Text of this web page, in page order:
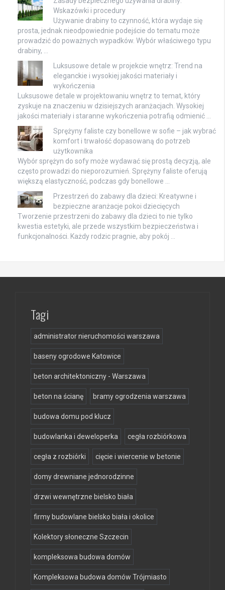
Wskazówki i procedury
Używanie drabiny to czynność, która wydaje się
prosta, jednak nieodpowiednie podejście do tematu może
prowadzić do poważnych wypadków. Wybór właściwego typu
drabiny, …
Luksusowe detale w projekcie wnętrz: Trend na
eleganckie i wysokiej jakości materiały i
wykończenia
Luksusowe detale w projektowaniu wnętrz to temat, który
zyskuje na znaczeniu w dzisiejszych aranżacjach. Wysokiej
jakości materiały i staranne wykończenia potrafią odmienić …
Sprężyny faliste czy bonellowe w sofie – jak wybrać
komfort i trwałość dopasowaną do potrzeb
użytkownika
Wybór sprężyn do sofy może wydawać się prostą decyzją, ale
często prowadzi do nieporozumień. Sprężyny faliste oferują
większą elastyczność, podczas gdy bonellowe …
Przestrzeń do zabawy dla dzieci: Kreatywne i
bezpieczne aranżacje pokoi dziecięcych
Tworzenie przestrzeni do zabawy dla dzieci to nie tylko
kwestia estetyki, ale przede wszystkim bezpieczeństwa i
funkcjonalności. Każdy rodzic pragnie, aby pokój …
Tagi
administrator nieruchomości warszawa
baseny ogrodowe Katowice
beton architektoniczny - Warszawa
beton na ścianę bramy ogrodzenia warszawa
budowa domu pod klucz
budowlanka i deweloperka cegła rozbiórkowa
cegła z rozbiórki cięcie i wiercenie w betonie
domy drewniane jednorodzinne
drzwi wewnętrzne bielsko biała
firmy budowlane bielsko biała i okolice
Kolektory słoneczne Szczecin
kompleksowa budowa domów
Kompleksowa budowa domów Trójmiasto